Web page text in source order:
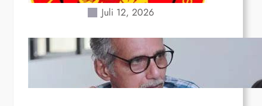
Juli 12, 2026
Indien: „Die Politik der
Kapitulation“ von K. Murali (Ajith)
Juli 1, 2026